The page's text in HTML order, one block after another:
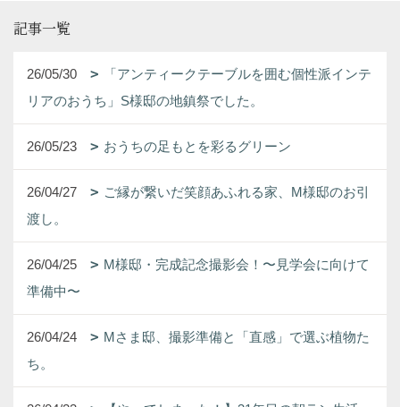
記事一覧
26/05/30
「アンティークテーブルを囲む個性派インテ
リアのおうち」S様邸の地鎮祭でした。
26/05/23 おうちの足もとを彩るグリーン
26/04/27
ご縁が繋いだ笑顔あふれる家、M様邸のお引
渡し。
26/04/25
M様邸・完成記念撮影会！〜見学会に向けて
準備中〜
26/04/24
Mさま邸、撮影準備と「直感」で選ぶ植物た
ち。